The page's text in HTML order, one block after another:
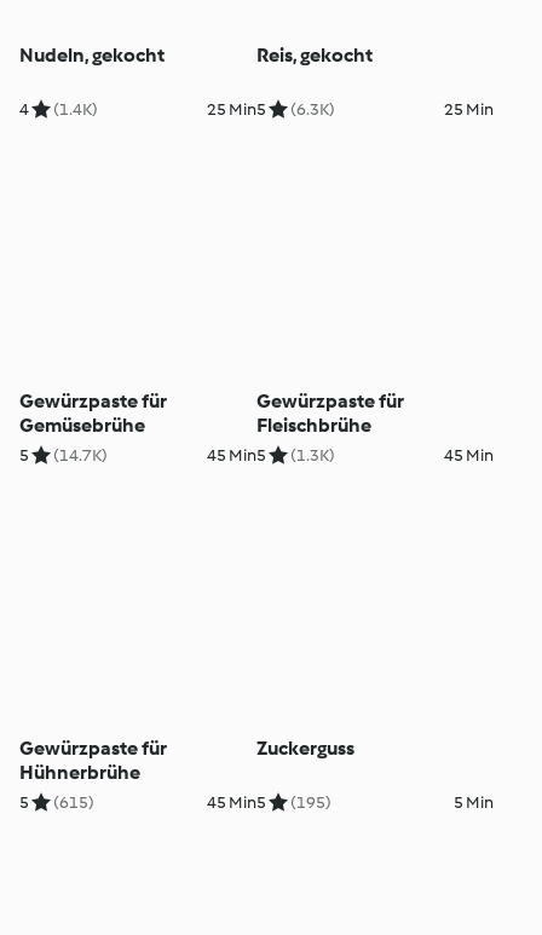
Nudeln, gekocht
4 (1.4K) 25 Min
Reis, gekocht
5 (6.3K) 25 Min
Gewürzpaste für
Gemüsebrühe
5 (14.7K) 45 Min
Gewürzpaste für
Fleischbrühe
5 (1.3K) 45 Min
Gewürzpaste für
Hühnerbrühe
5 (615) 45 Min
Zuckerguss
5 (195) 5 Min